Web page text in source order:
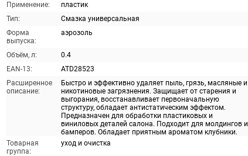
Применение:
пластик
Тип:
Смазка универсальная
Форма
выпуска:
аэрозоль
Объём, л:
0.4
EAN-13:
ATD28523
Расширенное
описание:
Быстро и эффективно удаляет пыль, грязь, масляные и
никотиновые загрязнения. Защищает от старения и
выгорания, восстанавливает первоначальную
структуру, обладает антистатическим эффектом.
Предназначен для обработки пластиковых и
виниловых деталей салона. Подходит для молдингов и
бамперов. Обладает приятным ароматом клубники.
Товарная
группа:
уход и очистка